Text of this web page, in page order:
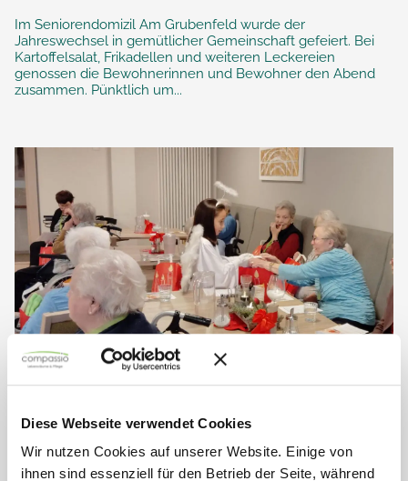
Diese Webseite verwendet Cookies
Wir nutzen Cookies auf unserer Website. Einige von
ihnen sind essenziell für den Betrieb der Seite, während
Im Seniorendomizil Am Grubenfeld wurde der
Jahreswechsel in gemütlicher Gemeinschaft gefeiert. Bei
Kartoffelsalat, Frikadellen und weiteren Leckereien
genossen die Bewohnerinnen und Bewohner den Abend
zusammen. Pünktlich um...
Besuch vom Christkind im
Seniorendomizil Am Grubenfeld